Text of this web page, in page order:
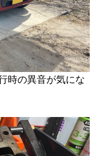
時の異音が気にな